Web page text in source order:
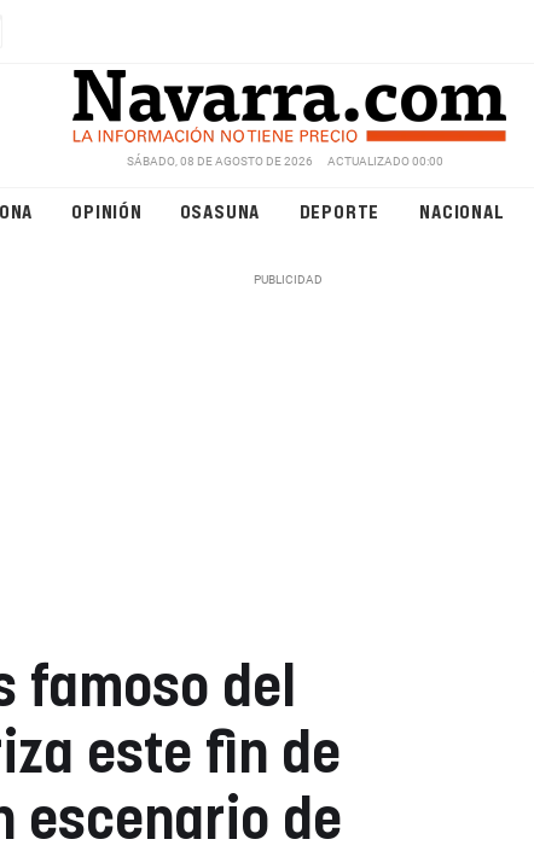
SÁBADO, 08 DE AGOSTO DE 2026 ACTUALIZADO 00:00
OPINIÓN OSASUNA DEPORTE NACIONAL
famoso del
este fin de
escenario de